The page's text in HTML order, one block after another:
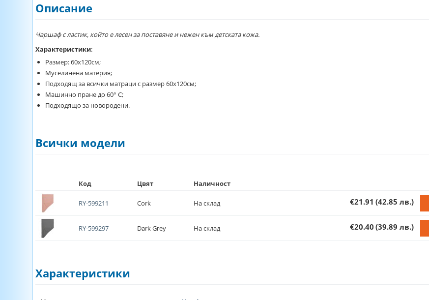
Описание
Чаршаф с ластик, който е лесен за поставяне и нежен към детската кожа.
Характеристики:
Размер: 60х120см;
Муселинена материя;
Подходящ за всички матраци с размер 60х120см;
Машинно пране до 60° C;
Подходящо за новородени.
Всички модели
Код Цвят Наличност
RY-599211 Cork На склад €21.91 (42.85 лв.)
RY-599297 Dark Grey На склад €20.40 (39.89 лв.)
Характеристики